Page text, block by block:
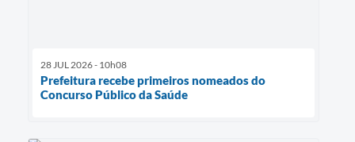
28 JUL 2026 - 10h08
Prefeitura recebe primeiros nomeados do
Concurso Público da Saúde